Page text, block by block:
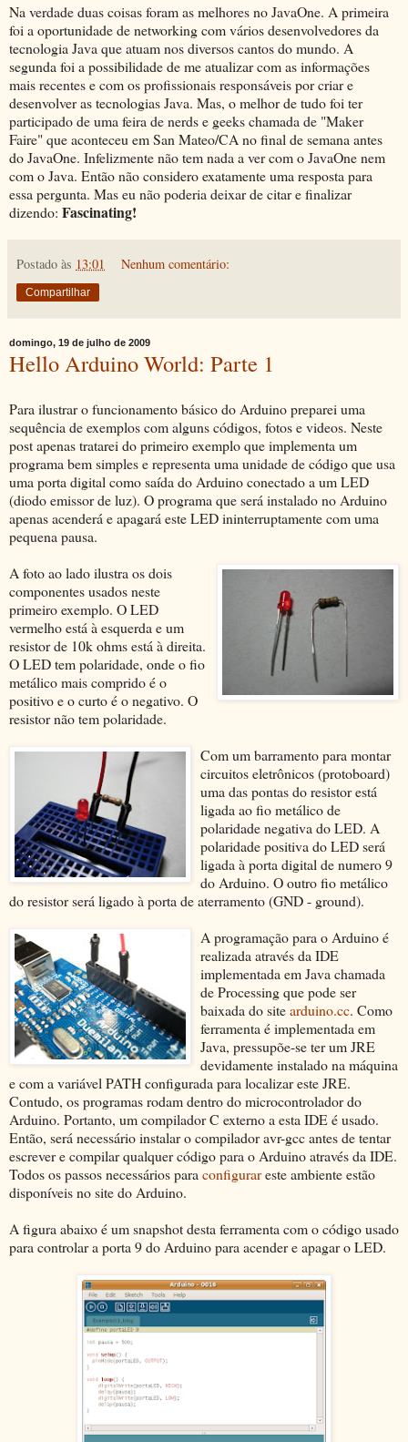
Na verdade duas coisas foram as melhores no JavaOne. A primeira
foi a oportunidade de networking com vários desenvolvedores da
tecnologia Java que atuam nos diversos cantos do mundo. A
segunda foi a possibilidade de me atualizar com as informações
mais recentes e com os profissionais responsáveis por criar e
desenvolver as tecnologias Java. Mas, o melhor de tudo foi ter
participado de uma feira de nerds e geeks chamada de "Maker
Faire" que aconteceu em San Mateo/CA no final de semana antes
do JavaOne. Infelizmente não tem nada a ver com o JavaOne nem
com o Java. Então não considero exatamente uma resposta para
essa pergunta. Mas eu não poderia deixar de citar e finalizar
dizendo: Fascinating!
Postado às 13:01 Nenhum comentário:
Compartilhar
domingo, 19 de julho de 2009
Hello Arduino World: Parte 1
Para ilustrar o funcionamento básico do Arduino preparei uma
sequência de exemplos com alguns códigos, fotos e videos. Neste
post apenas tratarei do primeiro exemplo que implementa um
programa bem simples e representa uma unidade de código que usa
uma porta digital como saída do Arduino conectado a um LED
(diodo emissor de luz). O programa que será instalado no Arduino
apenas acenderá e apagará este LED ininterruptamente com uma
pequena pausa.
A foto ao lado ilustra os dois
componentes usados neste
primeiro exemplo. O LED
vermelho está à esquerda e um
resistor de 10k ohms está à direita.
O LED tem polaridade, onde o fio
metálico mais comprido é o
positivo e o curto é o negativo. O
resistor não tem polaridade.
Com um barramento para montar
circuitos eletrônicos (protoboard)
uma das pontas do resistor está
ligada ao fio metálico de
polaridade negativa do LED. A
polaridade positiva do LED será
ligada à porta digital de numero 9
do Arduino. O outro fio metálico
do resistor será ligado à porta de aterramento (GND - ground).
A programação para o Arduino é
realizada através da IDE
implementada em Java chamada
de Processing que pode ser
baixada do sitearduino.cc. Como
ferramenta é implementada em
Java, pressupõe-se ter um JRE
devidamente instalado na máquina
e com a variável PATH configurada para localizar este JRE.
Contudo, os programas rodam dentro do microcontrolador do
Arduino. Portanto, um compilador C externo a esta IDE é usado.
Então, será necessário instalar o compilador avr-gcc antes de tentar
escrever e compilar qualquer código para o Arduino através da IDE.
Todos os passos necessários para configurareste ambiente estão
disponíveis no site do Arduino.
A figura abaixo é um snapshot desta ferramenta com o código usado
para controlar a porta 9 do Arduino para acender e apagar o LED.